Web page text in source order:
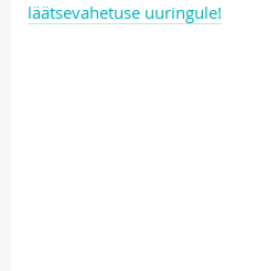
läätsevahetuse uuringule!